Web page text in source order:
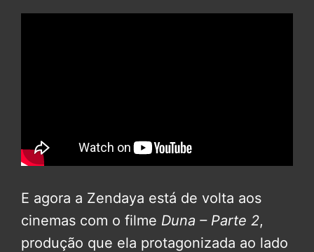
E agora a Zendaya está de volta aos
cinemas com o filme Duna – Parte 2,
produção que ela protagonizada ao lado